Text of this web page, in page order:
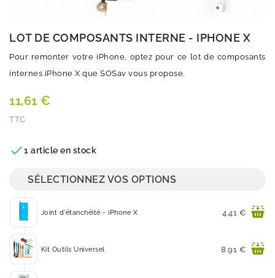
LOT DE COMPOSANTS INTERNE - IPHONE X
Pour remonter votre iPhone, optez pour ce lot de composants
internes iPhone X que SOSav vous propose.
11,61 €
TTC
1 article en stock
SÉLECTIONNEZ VOS OPTIONS
Joint d'étanchéité - iPhone X Prix
4.41 €
Kit Outils Universel Prix
8.91 €